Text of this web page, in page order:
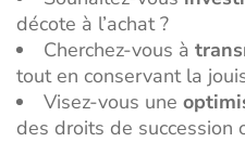
décote à l’achat ?
Cherchez-vous à
tout en conservant la
Visez-vous une
des droits de succession